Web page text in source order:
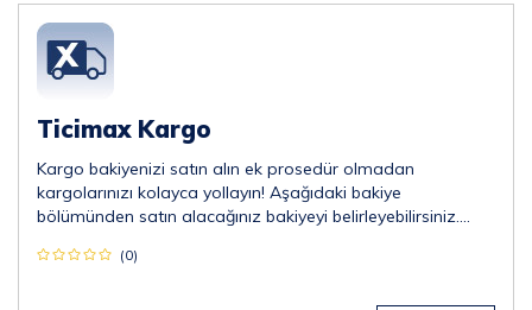
Ticimax Kargo
Kargo bakiyenizi satın alın ek prosedür olmadan
kargolarınızı kolayca yollayın! Aşağıdaki bakiye
bölümünden satın alacağınız bakiyeyi belirleyebilirsiniz.
(0)